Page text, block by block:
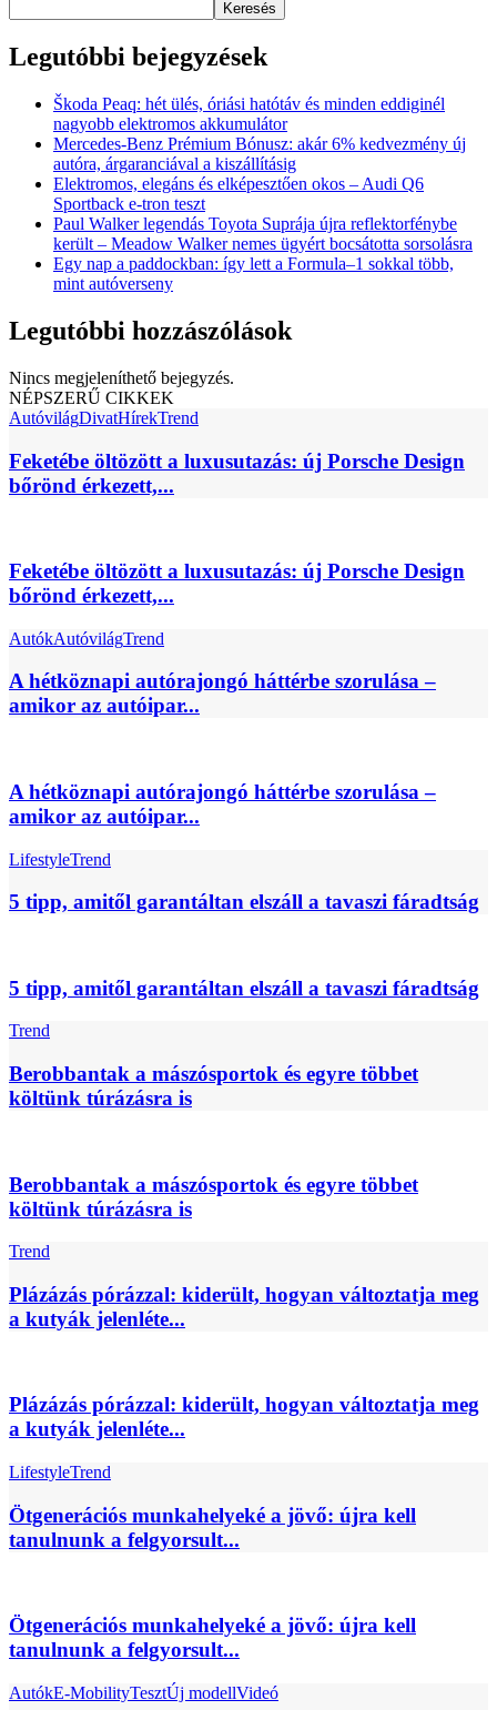
Keresés
Legutóbbi bejegyzések
Škoda Peaq: hét ülés, óriási hatótáv és minden eddiginél
nagyobb elektromos akkumulátor
Mercedes-Benz Prémium Bónusz: akár 6% kedvezmény új
autóra, árgaranciával a kiszállításig
Elektromos, elegáns és elképesztően okos – Audi Q6
Sportback e-tron teszt
Paul Walker legendás Toyota Suprája újra reflektorfénybe
került – Meadow Walker nemes ügyért bocsátotta sorsolásra
Egy nap a paddockban: így lett a Formula–1 sokkal több,
mint autóverseny
Legutóbbi hozzászólások
Nincs megjeleníthető bejegyzés.
NÉPSZERŰ CIKKEK
AutóvilágDivatHírekTrend
Feketébe öltözött a luxusutazás: új Porsche Design
bőrönd érkezett,...
Feketébe öltözött a luxusutazás: új Porsche Design
bőrönd érkezett,...
AutókAutóvilágTrend
A hétköznapi autórajongó háttérbe szorulása –
amikor az autóipar...
A hétköznapi autórajongó háttérbe szorulása –
amikor az autóipar...
LifestyleTrend
5 tipp, amitől garantáltan elszáll a tavaszi fáradtság
5 tipp, amitől garantáltan elszáll a tavaszi fáradtság
Trend
Berobbantak a mászósportok és egyre többet
költünk túrázásra is
Berobbantak a mászósportok és egyre többet
költünk túrázásra is
Trend
Plázázás pórázzal: kiderült, hogyan változtatja meg
a kutyák jelenléte...
Plázázás pórázzal: kiderült, hogyan változtatja meg
a kutyák jelenléte...
LifestyleTrend
Ötgenerációs munkahelyeké a jövő: újra kell
tanulnunk a felgyorsult...
Ötgenerációs munkahelyeké a jövő: újra kell
tanulnunk a felgyorsult...
AutókE-MobilityTesztÚj modellVideó